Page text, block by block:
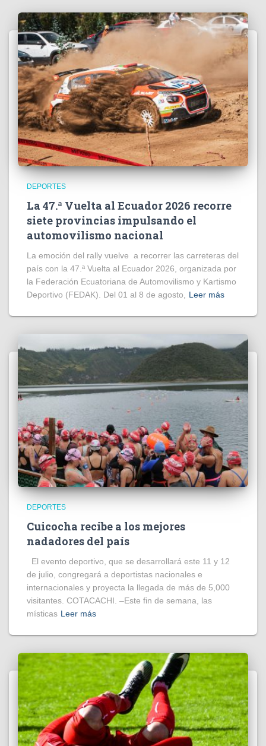
DEPORTES
La 47.ª Vuelta al Ecuador 2026 recorre
siete provincias impulsando el
automovilismo nacional
La emoción del rally vuelve a recorrer las carreteras del
país con la 47.ª Vuelta al Ecuador 2026, organizada por
la Federación Ecuatoriana de Automovilismo y Kartismo
Deportivo (FEDAK). Del 01 al 8 de agosto,
Leer más
DEPORTES
Cuicocha recibe a los mejores
nadadores del país
El evento deportivo, que se desarrollará este 11 y 12
de julio, congregará a deportistas nacionales e
internacionales y proyecta la llegada de más de 5,000
visitantes. COTACACHI. –Este fin de semana, las
místicas Leer más